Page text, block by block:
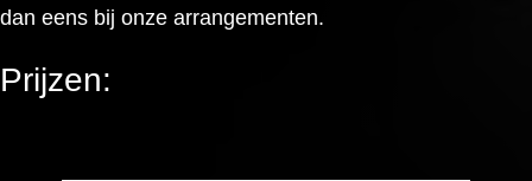
dan eens bij onze arrangementen.
Prijzen: